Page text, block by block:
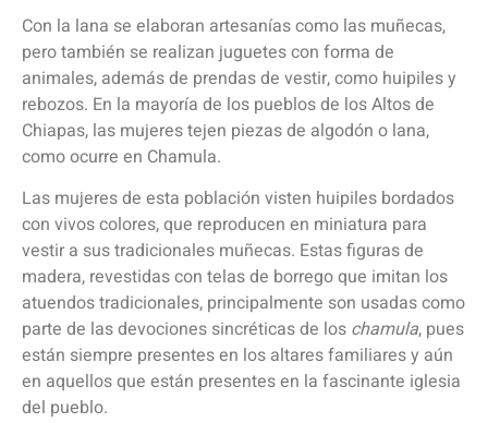
Con la lana se elaboran artesanías como las muñecas,
pero también se realizan juguetes con forma de
animales, además de prendas de vestir, como huipiles y
rebozos. En la mayoría de los pueblos de los Altos de
Chiapas, las mujeres tejen piezas de algodón o lana,
como ocurre en Chamula.
Las mujeres de esta población visten huipiles bordados
con vivos colores, que reproducen en miniatura para
vestir a sus tradicionales muñecas. Estas figuras de
madera, revestidas con telas de borrego que imitan los
atuendos tradicionales, principalmente son usadas como
parte de las devociones sincréticas de los chamula, pues
están siempre presentes en los altares familiares y aún
en aquellos que están presentes en la fascinante iglesia
del pueblo.